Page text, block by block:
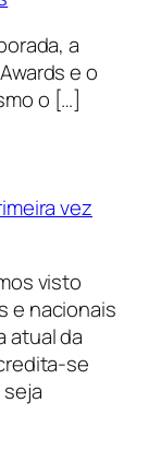
a
e o
o […]
vez
visto
e nacionais
atual da
se